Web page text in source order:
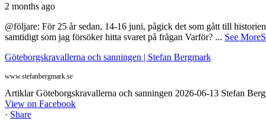
2 months ago
@följare: För 25 år sedan, 14-16 juni, pågick det som gått till
samtidigt som jag försöker hitta svaret på frågan Varför? ... See More
Göteborgskravallerna och sanningen | Stefan Bergmark
www.stefanbergmark.se
Artiklar Göteborgskravallerna och sanningen 2026-06-13 Stefan
View on Facebook
· Share